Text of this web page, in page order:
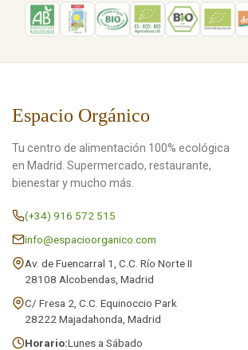
Espacio Orgánico
Tu centro de alimentación 100% ecológica
en Madrid. Supermercado, restaurante,
bienestar y mucho más.
(+34) 916 572 515
info@espacioorganico.com
Av. de Fuencarral 1, C.C. Río Norte II
28108 Alcobendas, Madrid
C/ Fresa 2, C.C. Equinoccio Park
28222 Majadahonda, Madrid
Horario:Lunes a Sábado